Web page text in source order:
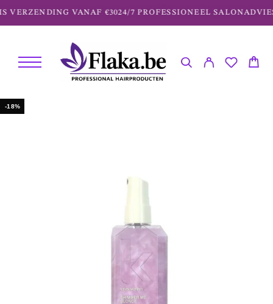
VERZENDING VANAF €3024/7 PROFESSIONEEL SALONADVIES
-18%